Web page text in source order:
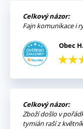
Celkový názor:
Fajn komunikace i
Obec H.
Celkový názor:
Zboží došlo v
tymián raší z